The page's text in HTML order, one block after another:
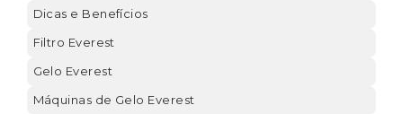
Dicas e Benefícios
Filtro Everest
Gelo Everest
Máquinas de Gelo Everest